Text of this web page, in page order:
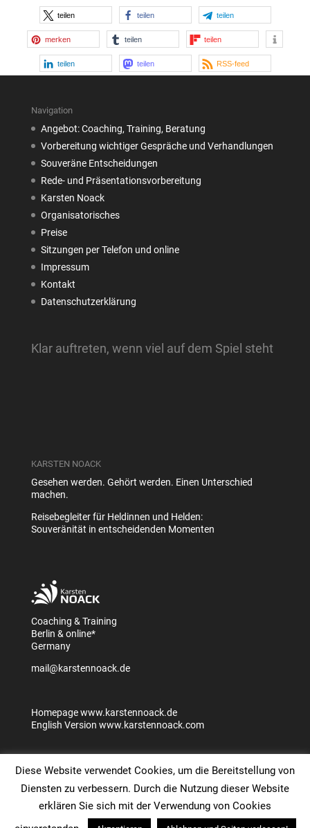
teilen teilen teilen
merken teilen teilen
teilen teilen RSS-feed
Navigation
Angebot: Coaching, Training, Beratung
Vorbereitung wichtiger Gespräche und Verhandlungen
Souveräne Entscheidungen
Rede- und Präsentationsvorbereitung
Karsten Noack
Organisatorisches
Preise
Sitzungen per Telefon und online
Impressum
Kontakt
Datenschutzerklärung
Klar auftreten, wenn viel auf dem Spiel steht
KARSTEN NOACK
Gesehen werden. Gehört werden. Einen Unterschied
machen.
Reisebegleiter für Heldinnen und Helden:
Souveränität in entscheidenden Momenten
Coaching & Training
Berlin & online*
Germany
mail@karstennoack.de
Homepagewww.karstennoack.de
English Version www.karstennoack.com
Diese Website verwendet Cookies, um die Bereitstellung von
Diensten zu verbessern. Durch die Nutzung dieser Website
erklären Sie sich mit der Verwendung von Cookies